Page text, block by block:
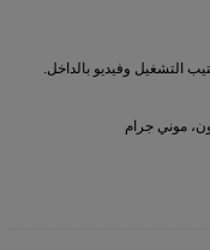
التشغيل وفيديو بالداخل.